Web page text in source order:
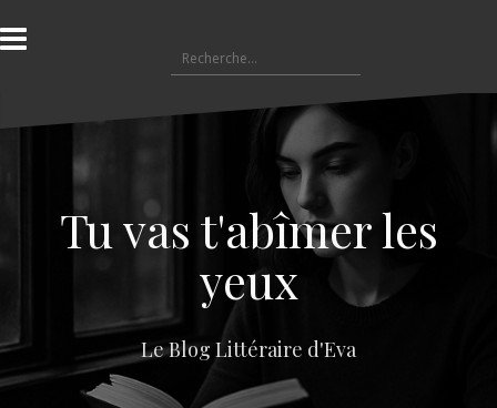
l
a
e
e
Tu vas t'abîmer les
yeux
Le Blog Littéraire d'Eva